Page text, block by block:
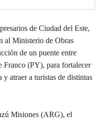
de Ciudad del Este,
al Ministerio de Obras
de un puente entre
Franco (PY), para fortalecer
atraer a turistas de distintas
Misiones (ARG), el